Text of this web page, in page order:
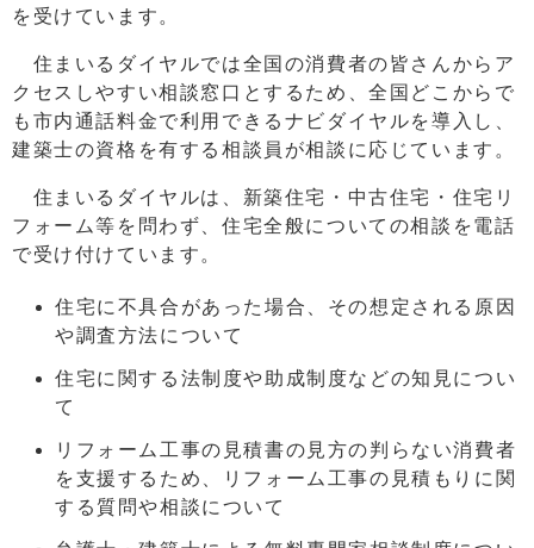
を受けています。
住まいるダイヤルでは全国の消費者の皆さんからア
クセスしやすい相談窓口とするため、全国どこからで
も市内通話料金で利用できるナビダイヤルを導入し、
建築士の資格を有する相談員が相談に応じています。
住まいるダイヤルは、新築住宅・中古住宅・住宅リ
フォーム等を問わず、住宅全般についての相談を電話
で受け付けています。
住宅に不具合があった場合、その想定される原因
や調査方法について
住宅に関する法制度や助成制度などの知見につい
て
リフォーム工事の見積書の見方の判らない消費者
を支援するため、リフォーム工事の見積もりに関
する質問や相談について